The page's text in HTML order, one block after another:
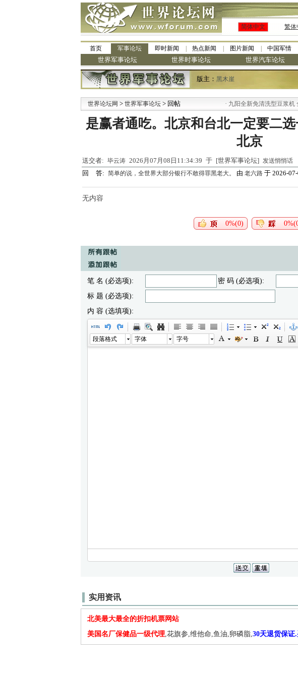
简体中文 繁体
首页 军事论坛 即时新闻 热点新闻 图片新闻 中国军情
世界军事论坛 世界时事论坛 世界汽车论坛
版主： 黑木崖
世界论坛网 > 世界军事论坛 > 回帖 九阳全新免清洗型豆浆机 全
是赢者通吃。北京和台北一定要二
北京
送交者: 毕云涛 2026月07月08日11:34:39 于 [世界军事论坛] 发送悄悄话
回 答: 简单的说，全世界大部分银行不敢得罪黑老大。 由 老六路 于 2026-
无内容
0%(0)
笔 名 (必选项): 密 码 (必选项):
标 题 (必选项):
内 容 (选填项):
段落格式 字体 字号
实用资讯
北美最大最全的折扣机票网站
美国名厂保健品一级代理,花旗参,维他命,鱼油,卵磷脂,30天退货保证